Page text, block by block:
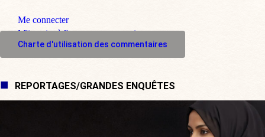
Me connecter
M'inscrire à l'espace commentaire
Charte d'utilisation des commentaires
REPORTAGES/GRANDES ENQUÊTES